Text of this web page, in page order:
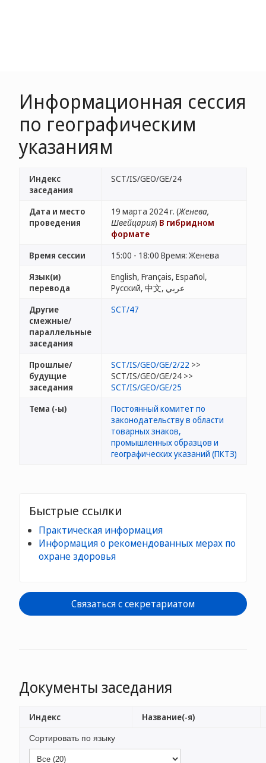
Информационная сессия
по географическим
указаниям
Индекс
заседания
SCT/IS/GEO/GE/24
Дата и место
проведения
19 марта 2024 г. (Женева,
Швейцария) В гибридном
формате
Время сессии
15:00 - 18:00 Время: Женева
Язык(и)
перевода
English, Français, Español,
Русский, 中文, عربي
Другие
смежные/
параллельные
заседания
SCT/47
Прошлые/
будущие
заседания
SCT/IS/GEO/GE/2/22 >>
SCT/IS/GEO/GE/24 >>
SCT/IS/GEO/GE/25
Тема (-ы)
Постоянный комитет по
законодательству в области
товарных знаков,
промышленных образцов и
географических указаний (ПКТЗ)
Быстрые ссылки
Практическая информация
Информация о рекомендованных мерах по
охране здоровья
Связаться с секретариатом
Документы заседания
Сортировать по языку
Индекс Название(-я)